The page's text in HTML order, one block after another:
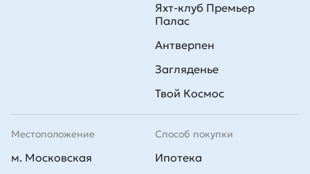
Способ покупки
Ипотека
Яхт-клуб Премьер
Палас
Антверпен
Загляденье
Твой Космос
Местоположение
м. Московская